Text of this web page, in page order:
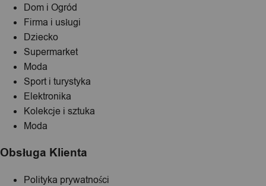
Dom i Ogród
Firma i usługi
Dziecko
Supermarket
Moda
Sport i turystyka
Elektronika
Kolekcje i sztuka
Moda
Obsługa Klienta
Polityka prywatności